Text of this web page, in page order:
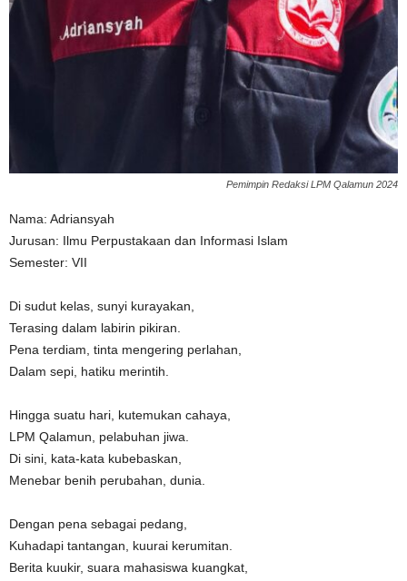
Pemimpin Redaksi LPM Qalamun 2024
Nama: Adriansyah
Jurusan: Ilmu Perpustakaan dan Informasi Islam
Semester: VII
Di sudut kelas, sunyi kurayakan,
Terasing dalam labirin pikiran.
Pena terdiam, tinta mengering perlahan,
Dalam sepi, hatiku merintih.
Hingga suatu hari, kutemukan cahaya,
LPM Qalamun, pelabuhan jiwa.
Di sini, kata-kata kubebaskan,
Menebar benih perubahan, dunia.
Dengan pena sebagai pedang,
Kuhadapi tantangan, kuurai kerumitan.
Berita kuukir, suara mahasiswa kuangkat,